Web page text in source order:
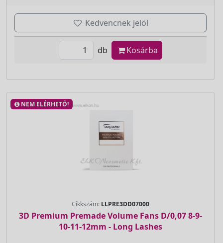
Kedvencnek jelöl
db Kosárba
NEM ELÉRHETŐ!
Cikkszám: LLPRE3DD07000
3D Premium Premade Volume Fans D/0,07 8-9-
10-11-12mm - Long Lashes